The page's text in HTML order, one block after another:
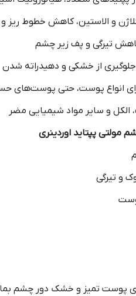
و الاستین، کاهش خطوط
تیرگی و پف زیر چشم
از خشکی و دهیدراته شدن
انواع پوست، حتی پوست‌های
الکل و سایر مواد شیمیایی مضر
مولتی پپتاید اوردینری
و تیرگی
پوست تمیز و خشک دور چشم